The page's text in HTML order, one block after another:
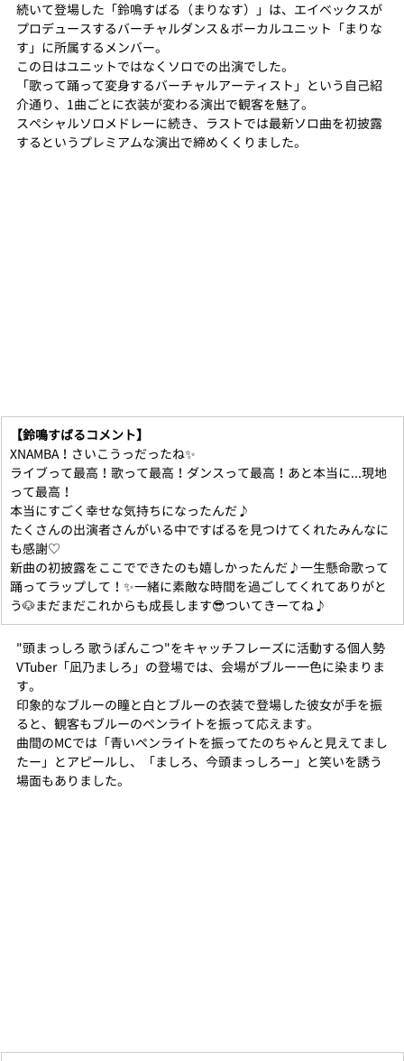
続いて登場した「鈴鳴すばる（まりなす）」は、エイベックスが
プロデュースするバーチャルダンス＆ボーカルユニット「まりな
す」に所属するメンバー。
この日はユニットではなくソロでの出演でした。
「歌って踊って変身するバーチャルアーティスト」という自己紹
介通り、1曲ごとに衣装が変わる演出で観客を魅了。
スペシャルソロメドレーに続き、ラストでは最新ソロ曲を初披露
するというプレミアムな演出で締めくくりました。
【鈴鳴すばるコメント】
XNAMBA！さいこうっだったね✨
ライブって最高！歌って最高！ダンスって最高！あと本当に...現地
って最高！
本当にすごく幸せな気持ちになったんだ♪
たくさんの出演者さんがいる中ですばるを見つけてくれたみんなに
も感謝♡
新曲の初披露をここでできたのも嬉しかったんだ♪一生懸命歌って
踊ってラップして！✨一緒に素敵な時間を過ごしてくれてありがと
う🐶まだまだこれからも成長します😎ついてきーてね♪
"頭まっしろ 歌うぽんこつ"をキャッチフレーズに活動する個人勢
VTuber「凪乃ましろ」の登場では、会場がブルー一色に染まりま
す。
印象的なブルーの瞳と白とブルーの衣装で登場した彼女が手を振
ると、観客もブルーのペンライトを振って応えます。
曲間のMCでは「青いペンライトを振ってたのちゃんと見えてまし
たー」とアピールし、「ましろ、今頭まっしろー」と笑いを誘う
場面もありました。